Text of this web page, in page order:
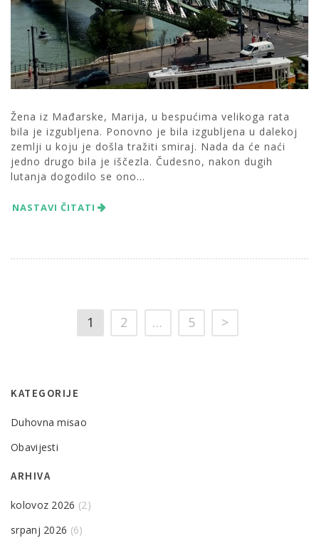
Žena iz Mađarske, Marija, u bespućima velikoga rata
bila je izgubljena. Ponovno je bila izgubljena u dalekoj
zemlji u koju je došla tražiti smiraj. Nada da će naći
jedno drugo bila je iščezla. Čudesno, nakon dugih
lutanja dogodilo se ono...
NASTAVI ČITATI
1 2 … 5 >
KATEGORIJE
Duhovna misao
Obavijesti
ARHIVA
kolovoz 2026 (2)
srpanj 2026 (6)